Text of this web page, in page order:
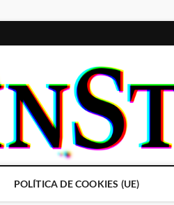
POLÍTICA DE COOKIES (UE)